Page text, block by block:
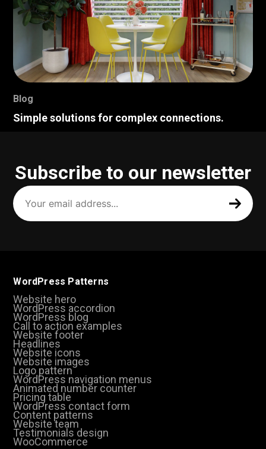
Blog
Simple solutions for complex connections.
Subscribe to our newsletter
Your
email
address
(Required)
WordPress Patterns
Website hero
WordPress accordion
WordPress blog
Call to action examples
Website footer
Headlines
Website icons
Website images
Logo pattern
WordPress navigation menus
Animated number counter
Pricing table
WordPress contact form
Content patterns
Website team
Testimonials design
WooCommerce